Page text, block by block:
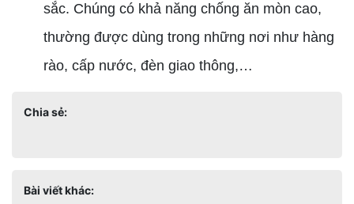
sắc. Chúng có khả năng chống ăn mòn cao,
thường được dùng trong những nơi như hàng
rào, cấp nước, đèn giao thông,…
Chia sẻ:
Bài viết khác: